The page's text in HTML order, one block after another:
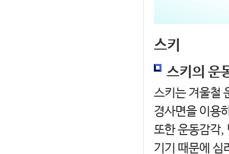
스키
스키의 운
스키는 겨울철
경사면을 이용
또한 운동감각,
기기 때문에 심